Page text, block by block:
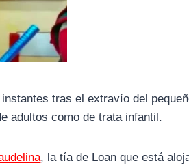
tras el extravío del
adultos como de trata infantil.
, la tía de Loan que está